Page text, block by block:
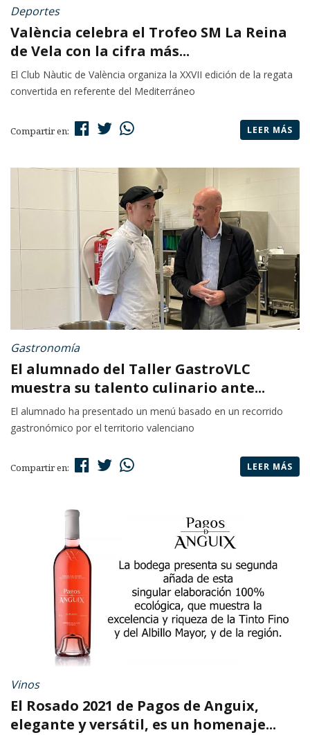
Deportes
València celebra el Trofeo SM La Reina
de Vela con la cifra más...
El Club Nàutic de València organiza la XXVII edición de la regata
convertida en referente del Mediterráneo
Compartir en: LEER MÁS
Gastronomía
El alumnado del Taller GastroVLC
muestra su talento culinario ante...
El alumnado ha presentado un menú basado en un recorrido
gastronómico por el territorio valenciano
Compartir en: LEER MÁS
Vinos
El Rosado 2021 de Pagos de Anguix,
elegante y versátil, es un homenaje...